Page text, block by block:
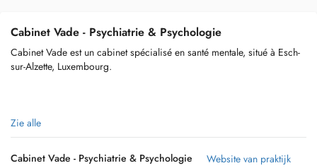
Cabinet Vade - Psychiatrie & Psychologie
Cabinet Vade est un cabinet spécialisé en santé mentale, situé à Esch-
sur-Alzette, Luxembourg.
Nous proposons des consultations en psychologie et psychiatrie, dans
un espace moderne, confidentiel et accueillant, pensé pour le confort
et le bien-être de nos patients.
Zie alle
Cabinet Vade - Psychiatrie & Psychologie
Website van praktijk